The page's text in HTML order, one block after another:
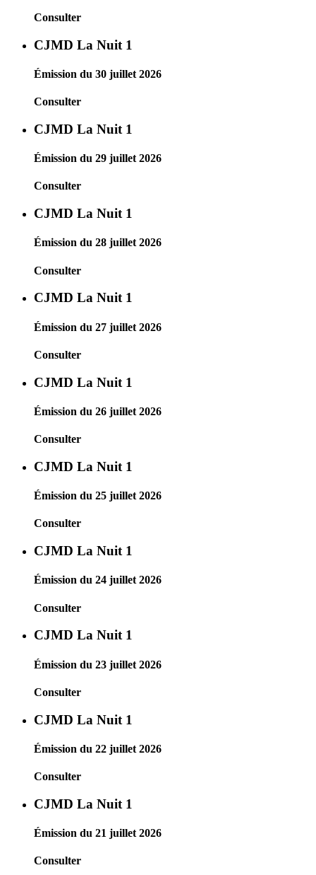
Consulter
CJMD La Nuit 1
Émission du 30 juillet 2026
Consulter
CJMD La Nuit 1
Émission du 29 juillet 2026
Consulter
CJMD La Nuit 1
Émission du 28 juillet 2026
Consulter
CJMD La Nuit 1
Émission du 27 juillet 2026
Consulter
CJMD La Nuit 1
Émission du 26 juillet 2026
Consulter
CJMD La Nuit 1
Émission du 25 juillet 2026
Consulter
CJMD La Nuit 1
Émission du 24 juillet 2026
Consulter
CJMD La Nuit 1
Émission du 23 juillet 2026
Consulter
CJMD La Nuit 1
Émission du 22 juillet 2026
Consulter
CJMD La Nuit 1
Émission du 21 juillet 2026
Consulter